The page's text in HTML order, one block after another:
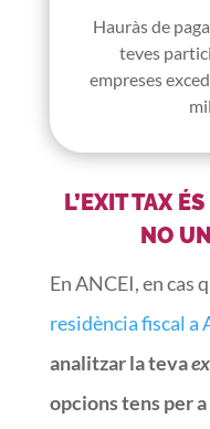
Hauràs de
teves
empreses
L’EXIT TAX
NO
En ANCEI, en cas
residència fiscal a
analitzar la teva
opcions tens per